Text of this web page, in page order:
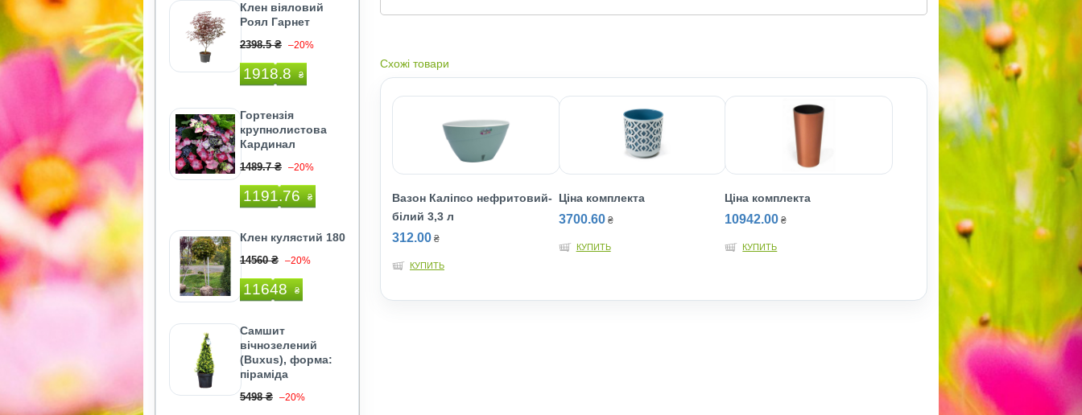
Клен віяловий
Роял Гарнет
2398.5 ₴ –20%
1918.8 ₴
Гортензія
крупнолистова
Кардинал
1489.7 ₴ –20%
1191.76 ₴
Клен кулястий 180
14560 ₴ –20%
11648 ₴
Самшит
вічнозелений
(Buxus), форма:
піраміда
5498 ₴ –20%
Схожі товари
Вазон Каліпсо нефритовий-
білий 3,3 л
312.00 ₴
КУПИТЬ
Ціна комплекта
3700.60 ₴
КУПИТЬ
Ціна комплекта
10942.00 ₴
КУПИТЬ